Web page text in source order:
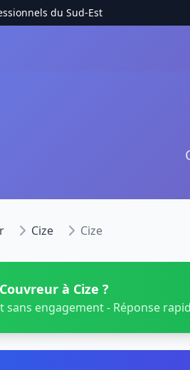
du Sud-Est
Cize Cize
à Cize ?
sans engagement - Réponse